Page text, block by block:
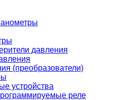
давления
(преобразователи)
устройства
реле